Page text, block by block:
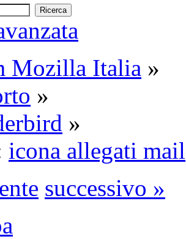
Mozilla Italia »
»
»
icona allegati mail
successivo »